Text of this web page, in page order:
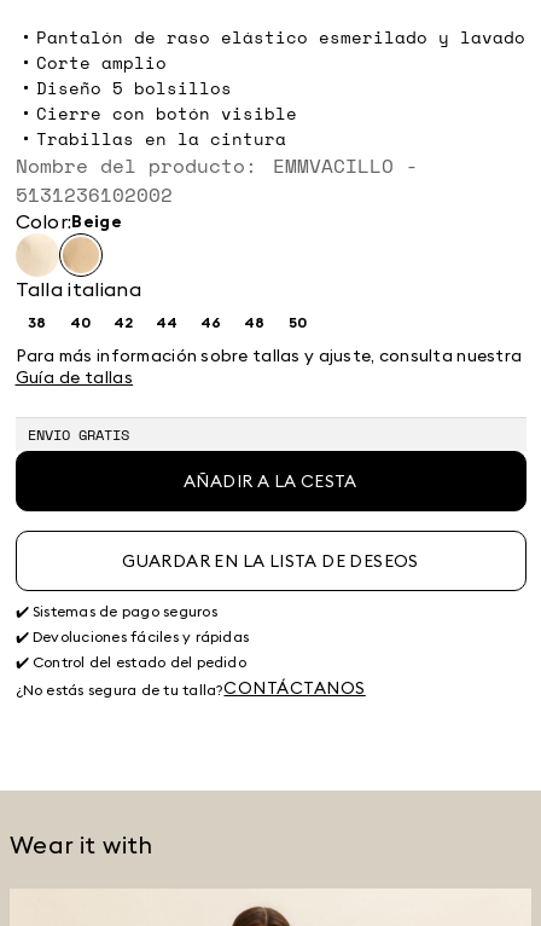
Pantalón de raso elástico esmerilado y lavado
Corte amplio
Diseño 5 bolsillos
Cierre con botón visible
Trabillas en la cintura
Nombre del producto: EMMVACILLO -
5131236102002
Color: beige
Talla italiana
38Size: 40Size:
40
42Size:44Size:
44
46Size:
46
48Size:
48
50Size:
Para más información sobre tallas y ajuste, consulta nuestra
Guía de tallas
ENVIO GRATIS
AÑADIR A LA CESTA
GUARDAR EN LA LISTA DE DESEOS
✔️ Sistemas de pago seguros
✔️ Devoluciones fáciles y rápidas
✔️ Control del estado del pedido
¿No estás segura de tu talla?CONTÁCTANOS
Wear it with